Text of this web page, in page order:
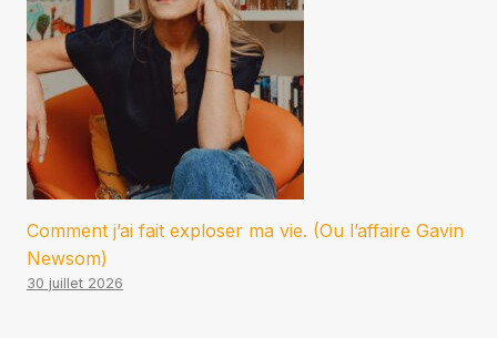
Comment j’ai fait exploser ma vie. (Ou l’affaire Gavin
Newsom)
30 juillet 2026